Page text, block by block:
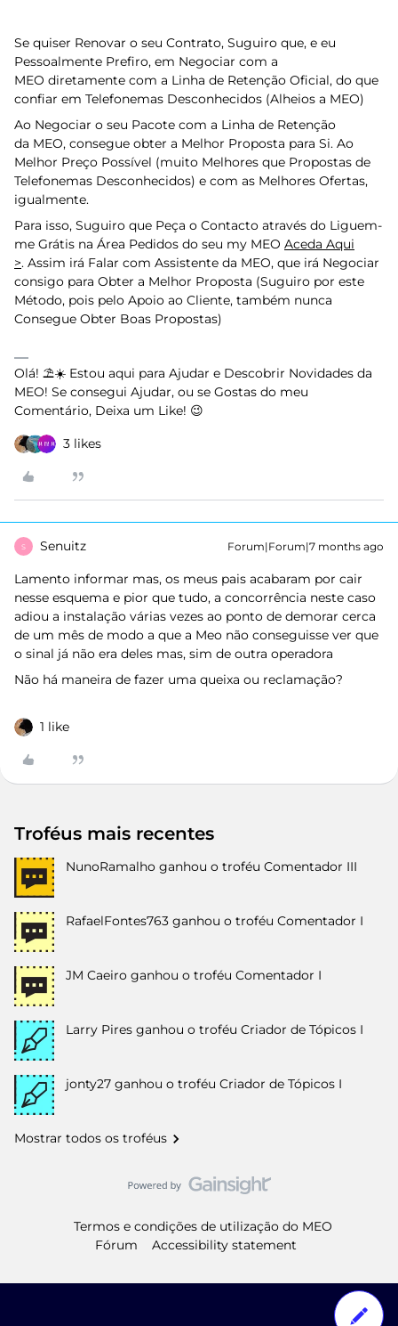
Se quiser Renovar o seu Contrato, Suguiro que, e eu
Pessoalmente Prefiro, em Negociar com a
MEO diretamente com a Linha de Retenção Oficial, do que
confiar em Telefonemas Desconhecidos (Alheios a MEO)
Ao Negociar o seu Pacote com a Linha de Retenção
da MEO, consegue obter a Melhor Proposta para Si. Ao
Melhor Preço Possível (muito Melhores que Propostas de
Telefonemas Desconhecidos) e com as Melhores Ofertas,
igualmente.
Para isso, Suguiro que Peça o Contacto através do Liguem-
me Grátis na Área Pedidos do seu my MEO Aceda Aqui
>. Assim irá Falar com Assistente da MEO, que irá Negociar
consigo para Obter a Melhor Proposta (Suguiro por este
Método, pois pelo Apoio ao Cliente, também nunca
Consegue Obter Boas Propostas)
Olá! ⛱️☀️ Estou aqui para Ajudar e Descobrir Novidades da
MEO! Se consegui Ajudar, ou se Gostas do meu
Comentário, Deixa um Like! 😉
3 likes
S Senuitz Forum|Forum|7 months ago
Lamento informar mas, os meus pais acabaram por cair
nesse esquema e pior que tudo, a concorrência neste caso
adiou a instalação várias vezes ao ponto de demorar cerca
de um mês de modo a que a Meo não conseguisse ver que
o sinal já não era deles mas, sim de outra operadora
Não há maneira de fazer uma queixa ou reclamação?
1 like
Troféus mais recentes
NunoRamalho ganhou o troféu Comentador III
RafaelFontes763 ganhou o troféu Comentador I
JM Caeiro ganhou o troféu Comentador I
Larry Pires ganhou o troféu Criador de Tópicos I
jonty27 ganhou o troféu Criador de Tópicos I
Mostrar todos os troféus
Termos e condições de utilização do MEO
Fórum
Accessibility statement